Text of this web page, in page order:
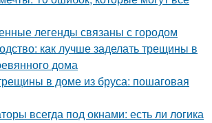
легенды связаны с городом
как лучше заделать трещины в
дома
в доме из бруса: пошаговая
всегда под окнами: есть ли логика